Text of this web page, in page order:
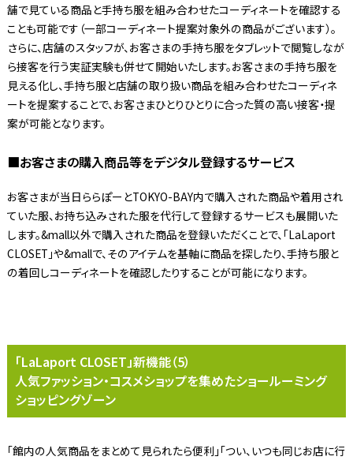
舗で見ている商品と手持ち服を組み合わせたコーディネートを確認する
ことも可能です（一部コーディネート提案対象外の商品がございます）。
さらに、店舗のスタッフが、お客さまの手持ち服をタブレットで閲覧しなが
ら接客を行う実証実験も併せて開始いたします。お客さまの手持ち服を
見える化し、手持ち服と店舗の取り扱い商品を組み合わせたコーディネ
ートを提案することで、お客さまひとりひとりに合った質の高い接客・提
案が可能となります。
■お客さまの購入商品等をデジタル登録するサービス
お客さまが当日ららぽーとTOKYO-BAY内で購入された商品や着用され
ていた服、お持ち込みされた服を代行して登録するサービスも展開いた
します。&mall以外で購入された商品を登録いただくことで、「LaLaport
CLOSET」や&mallで、そのアイテムを基軸に商品を探したり、手持ち服と
の着回しコーディネートを確認したりすることが可能になります。
「LaLaport CLOSET」新機能（5）
人気ファッション・コスメショップを集めたショールーミング
ショッピングゾーン
「館内の人気商品をまとめて見られたら便利」「つい、いつも同じお店に行